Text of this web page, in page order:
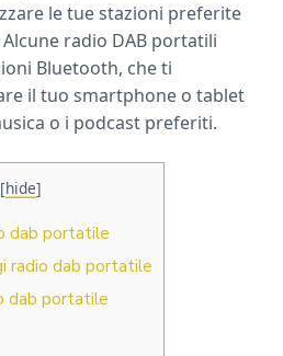
le tue stazioni preferite
radio DAB portatili
Bluetooth, che ti
il tuo smartphone o tablet
o i podcast preferiti.
[hide]
dab portatile
radio dab portatile
dab portatile